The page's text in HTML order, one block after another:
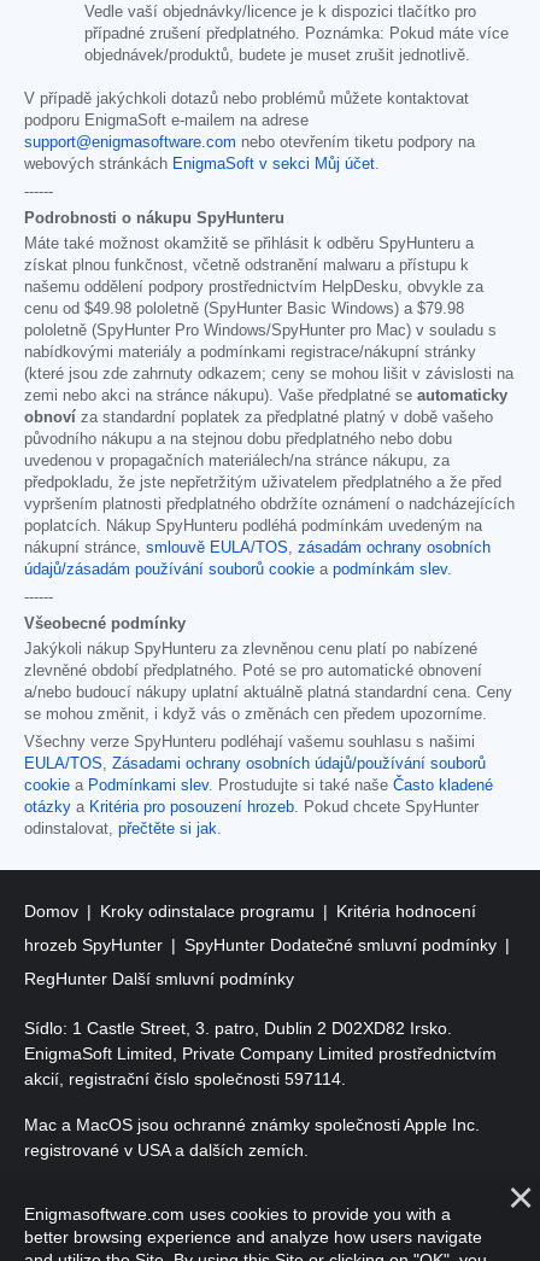
Vedle vaší objednávky/licence je k dispozici tlačítko pro
případné zrušení předplatného. Poznámka: Pokud máte více
objednávek/produktů, budete je muset zrušit jednotlivě.
V případě jakýchkoli dotazů nebo problémů můžete kontaktovat
podporu EnigmaSoft e-mailem na adrese
support@enigmasoftware.com nebo otevřením tiketu podpory na
webových stránkách EnigmaSoft v sekci Můj účet.
------
Podrobnosti o nákupu SpyHunteru
Máte také možnost okamžitě se přihlásit k odběru SpyHunteru a
získat plnou funkčnost, včetně odstranění malwaru a přístupu k
našemu oddělení podpory prostřednictvím HelpDesku, obvykle za
cenu od $49.98 pololetně (SpyHunter Basic Windows) a $79.98
pololetně (SpyHunter Pro Windows/SpyHunter pro Mac) v souladu s
nabídkovými materiály a podmínkami registrace/nákupní stránky
(které jsou zde zahrnuty odkazem; ceny se mohou lišit v závislosti na
zemi nebo akci na stránce nákupu). Vaše předplatné se automaticky
obnoví za standardní poplatek za předplatné platný v době vašeho
původního nákupu a na stejnou dobu předplatného nebo dobu
uvedenou v propagačních materiálech/na stránce nákupu, za
předpokladu, že jste nepřetržitým uživatelem předplatného a že před
vypršením platnosti předplatného obdržíte oznámení o nadcházejících
poplatcích. Nákup SpyHunteru podléhá podmínkám uvedeným na
nákupní stránce, smlouvě EULA/TOS, zásadám ochrany osobních
údajů/zásadám používání souborů cookie a podmínkám slev.
------
Všeobecné podmínky
Jakýkoli nákup SpyHunteru za zlevněnou cenu platí po nabízené
zlevněné období předplatného. Poté se pro automatické obnovení
a/nebo budoucí nákupy uplatní aktuálně platná standardní cena. Ceny
se mohou změnit, i když vás o změnách cen předem upozorníme.
Všechny verze SpyHunteru podléhají vašemu souhlasu s našimi
EULA/TOS, Zásadami ochrany osobních údajů/používání souborů
cookie a Podmínkami slev. Prostudujte si také naše Často kladené
otázky a Kritéria pro posouzení hrozeb. Pokud chcete SpyHunter
odinstalovat, přečtěte si jak.
Domov Kroky odinstalace programu
Kritéria hodnocení
hrozeb SpyHunter
SpyHunter Dodatečné smluvní podmínky
RegHunter Další smluvní podmínky
Sídlo: 1 Castle Street, 3. patro, Dublin 2 D02XD82 Irsko.
EnigmaSoft Limited, Private Company Limited prostřednictvím
akcií, registrační číslo společnosti 597114.
Mac a MacOS jsou ochranné známky společnosti Apple Inc.
registrované v USA a dalších zemích.
vyhrazena.
Enigmasoftware.com uses cookies to provide you with a
better browsing experience and analyze how users navigate